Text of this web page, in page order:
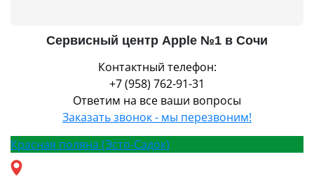
Сервисный центр Apple №1 в Сочи
Контактный телефон:
+7 (958) 762-91-31
Ответим на все ваши вопросы
Заказать звонок - мы перезвоним!
Красная поляна (Эсто-Садок)